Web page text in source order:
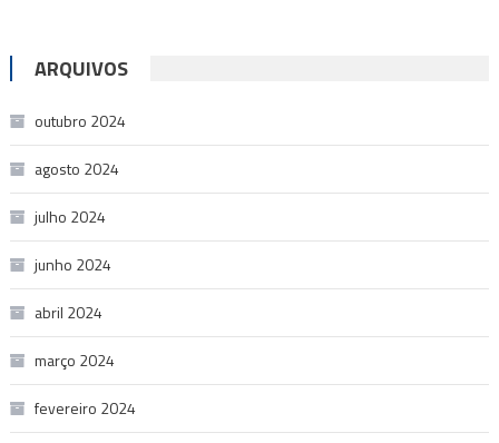
ARQUIVOS
outubro 2024
agosto 2024
julho 2024
junho 2024
abril 2024
março 2024
fevereiro 2024